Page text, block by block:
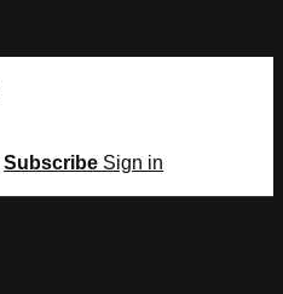
Subscribe Sign in